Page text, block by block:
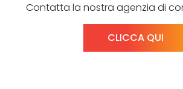
Contatta la nostra agenzia di
CLICCA QUI